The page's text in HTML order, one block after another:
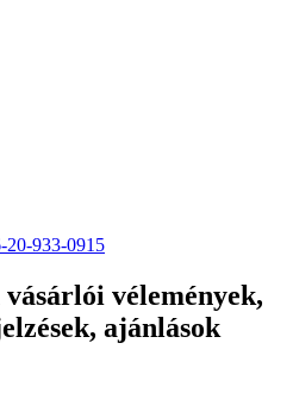
20-933-0915
vélemények,
ajánlások